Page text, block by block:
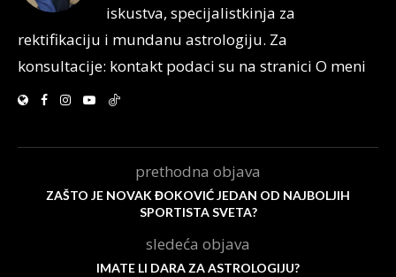
iskustva, specijalistkinja za
rektifikaciju i mundanu astrologiju. Za
konsultacije: kontakt podaci su na stranici O meni
prethodna objava
ZAŠTO JE NOVAK ĐOKOVIĆ JEDAN OD NAJBOLJIH
SPORTISTA SVETA?
sledeća objava
IMATE LI DARA ZA ASTROLOGIJU?